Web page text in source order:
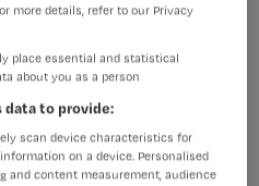
more details, refer to our Privacy
place essential and statistical
about you as a person
data to provide:
scan device characteristics for
on a device. Personalised
and content measurement, audience